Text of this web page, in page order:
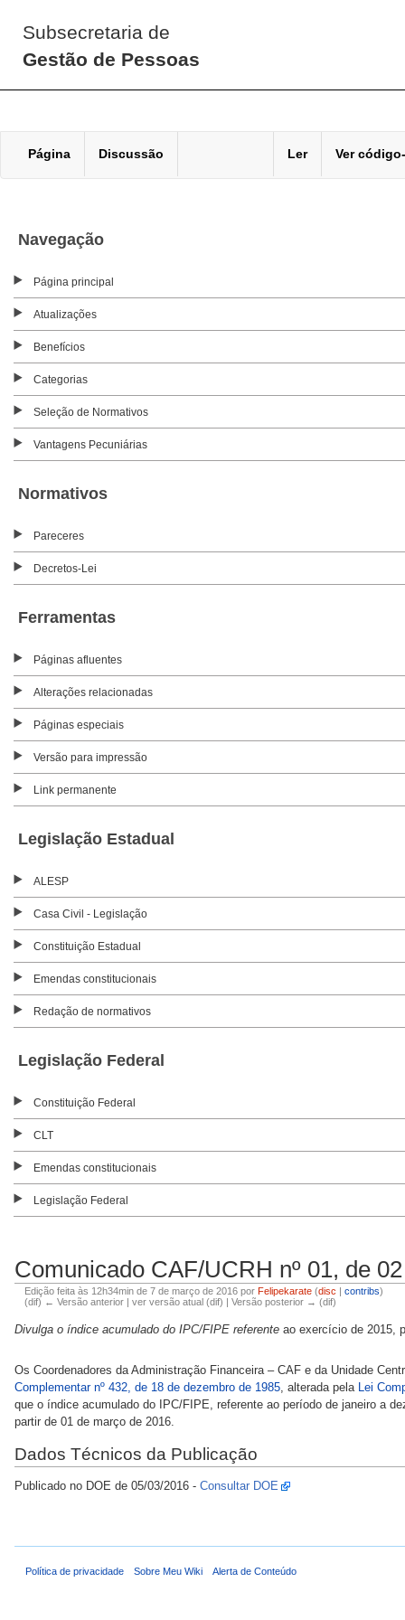
Subsecretaria de
Gestão de Pessoas
Página Discussão Ler Ver
Navegação
Página principal
Atualizações
Benefícios
Categorias
Seleção de Normativos
Vantagens Pecuniárias
Normativos
Pareceres
Decretos-Lei
Ferramentas
Páginas afluentes
Alterações relacionadas
Páginas especiais
Versão para impressão
Link permanente
Legislação Estadual
ALESP
Casa Civil - Legislação
Constituição Estadual
Emendas constitucionais
Redação de normativos
Legislação Federal
Constituição Federal
CLT
Emendas constitucionais
Legislação Federal
Comunicado CAF/UCRH nº 01, de
Edição feita às 12h34min de 7 de março de 2016 por Felipekarate (disc contribs)
(dif) ← Versão anterior | ver versão atual (dif) | Versão posterior → (dif)
Divulga o índice acumulado do IPC/FIPE referente ao exercício de 2015,
Os Coordenadores da Administração Financeira – CAF e da Unidade
Complementar nº 432, de 18 de dezembro de 1985 , alterada pela Lei
que o índice acumulado do IPC/FIPE, referente ao período de janeiro a
partir de 01 de março de 2016.
Dados Técnicos da Publicação
Publicado no DOE de 05/03/2016 - Consultar DOE
Política de privacidade Sobre Meu Wiki Alerta de Conteúdo